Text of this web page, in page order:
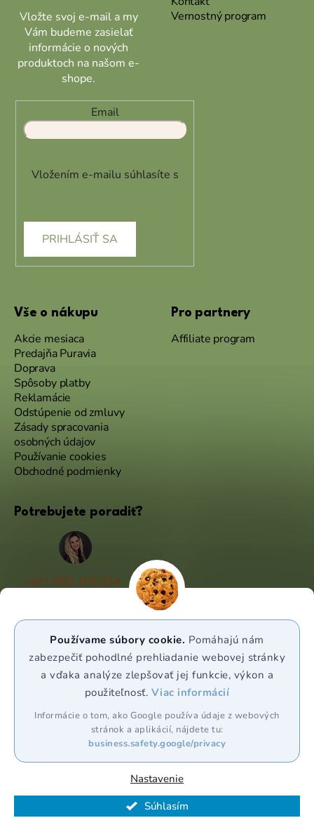
Používame súbory cookie. Pomáhajú nám
zabezpečiť pohodlné prehliadanie webovej stránky
a vďaka analýze zlepšovať jej funkcie, výkon a
použiteľnosť. Viac informácií
Informácie o tom, ako Google používa údaje z webových
stránok a aplikácií, nájdete tu:
business.safety.google/privacy
Nastavenie
Súhlasím
Vložte svoj e-mail a my
Vám budeme zasielať
informácie o nových
produktoch na našom e-
shope.
Email
Vložením e-mailu súhlasíte s
PRIHLÁSIŤ SA
Vernostný program
Vše o nákupu
Akcie mesiaca
Predajňa Puravia
Doprava
Spôsoby platby
Reklamácie
Odstúpenie od zmluvy
Zásady spracovania
osobných údajov
Používanie cookies
Obchodné podmienky
Pro partnery
Affiliate program
Potrebujete poradiť?
+421 950 105 034
WhatsApp
Sledujte nás
Vytvoril Shoptet Premium